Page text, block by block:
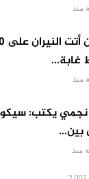
غابة…
يكتب:
بين…